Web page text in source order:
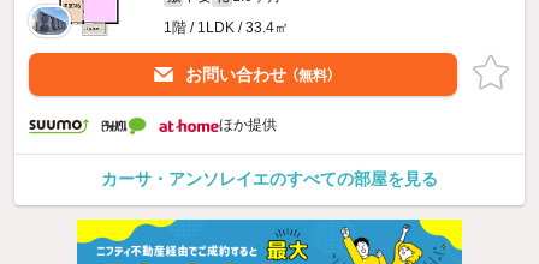
1階 / 1LDK / 33.4㎡
お問い合わせ （無料）
ほか提供
カーサ・アンソレイエのすべての部屋を見る